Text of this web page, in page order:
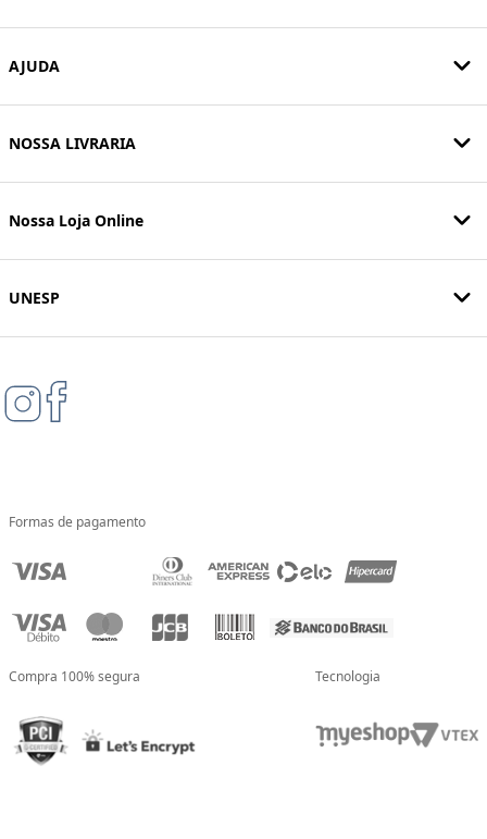
AJUDA
NOSSA LIVRARIA
Nossa Loja Online
UNESP
Formas de pagamento
Compra 100% segura Tecnologia